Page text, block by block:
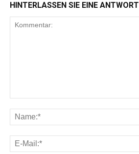
HINTERLASSEN SIE EINE ANTWORT